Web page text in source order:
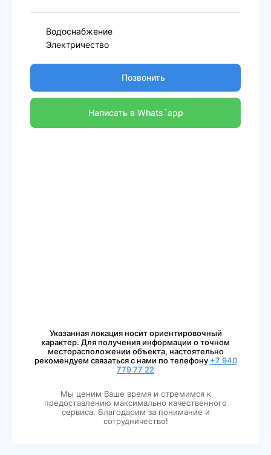
Водоснабжение
Электричество
Позвонить
Написать в Whats`app
Указанная локация носит ориентировочный
характер. Для получения информации о точном
месторасположении объекта, настоятельно
рекомендуем связаться с нами по телефону +7 940
779 77 22
Мы ценим Ваше время и стремимся к
предоставлению максимально качественного
сервиса. Благодарим за понимание и
сотрудничество!